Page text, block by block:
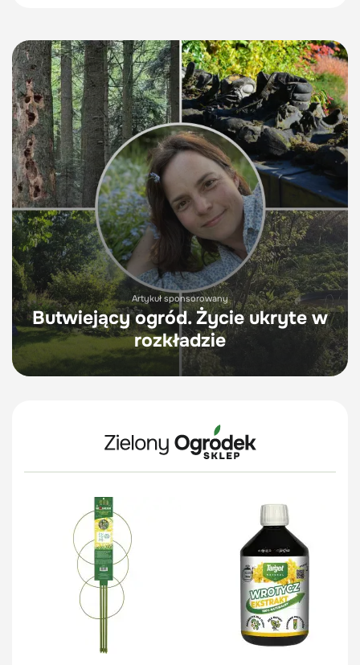
Artykuł sponsorowany
Butwiejący ogród. Życie ukryte w
rozkładzie